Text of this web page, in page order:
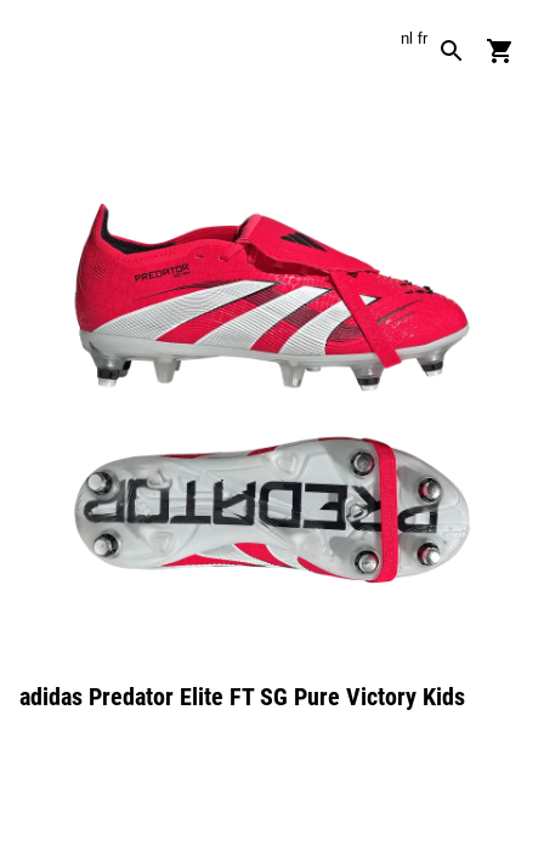
nl fr
adidas Predator Elite FT SG Pure Victory Kids